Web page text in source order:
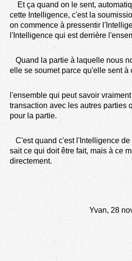
Et ça quand on le sent,
cette Intelligence, c'est la
on commence à pressentir
l'Intelligence qui est derrière
Quand la partie à laquelle nous
elle se soumet parce qu'elle sent
l'ensemble qui peut savoir
transaction avec les autres parties
pour la partie.
C'est quand c'est l'Intelligence
sait ce qui doit être fait, mais à ce
directement.
Yvan, 28 novembre